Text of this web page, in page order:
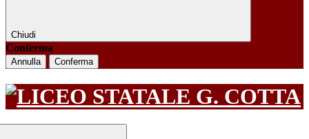
Chiudi
Conferma
Annulla Conferma